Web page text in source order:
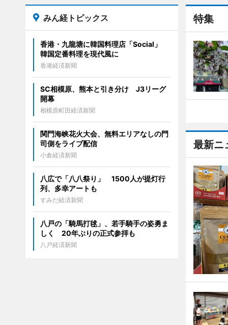
特集
最新ニ
みん経トピックス
香港・九龍塘に韓国料理店「Social」
韓国定番料理を現代風に
香港経済新聞
SC相模原、熊本と引き分け J3リーグ
開幕
相模原町田経済新聞
関門海峡花火大会、無料エリアなしの門
司側をライブ配信
小倉経済新聞
八広で「八八祭り」 1500人が提灯行
列、多幸アートも
すみだ経済新聞
八戸の「騎馬打毬」、若手騎手の姿勇ま
しく 20年ぶりの正式参拝も
八戸経済新聞